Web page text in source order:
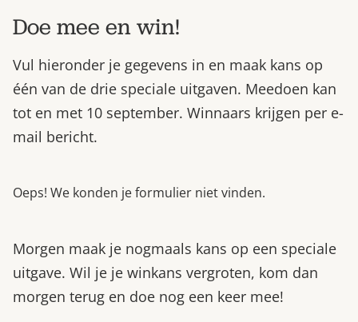
Doe mee en win!
Vul hieronder je gegevens in en maak kans op
één van de drie speciale uitgaven. Meedoen kan
tot en met 10 september. Winnaars krijgen per e-
mail bericht.
Oeps! We konden je formulier niet vinden.
Morgen maak je nogmaals kans op een speciale
uitgave. Wil je je winkans vergroten, kom dan
morgen terug en doe nog een keer mee!